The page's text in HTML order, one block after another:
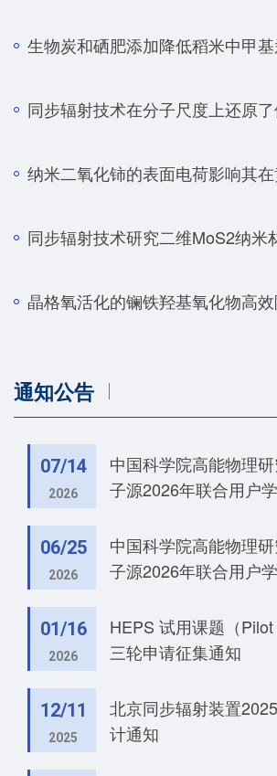
生物炭和硒肥添加降低稻米中甲
晶格氧活化的镧铁羟基氧化物高
通知公告
07/14
2026
中国科学院高能物理
子源2026年联合用户
06/25
2026
中国科学院高能物理
子源2026年联合用户
01/16
2026
HEPS 试用课题（
三轮申请征集通知
12/11
2025
北京同步辐射装置
计通知